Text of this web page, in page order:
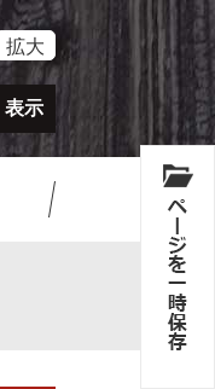
拡大